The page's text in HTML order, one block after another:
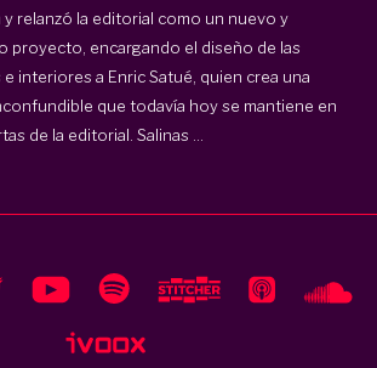
y relanzó la editorial como un nuevo y
proyecto, encargando el diseño de las
interiores a Enric Satué, quien crea una
que todavía hoy se mantiene en
de la editorial. Salinas ...